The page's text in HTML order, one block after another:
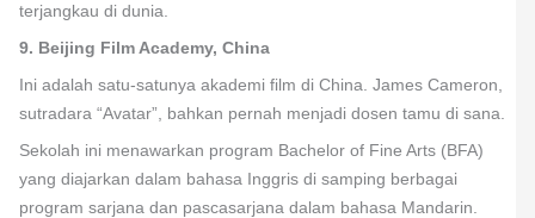
terjangkau di dunia.
9. Beijing Film Academy, China
Ini adalah satu-satunya akademi film di China. James Cameron,
sutradara “Avatar”, bahkan pernah menjadi dosen tamu di sana.
Sekolah ini menawarkan program Bachelor of Fine Arts (BFA)
yang diajarkan dalam bahasa Inggris di samping berbagai
program sarjana dan pascasarjana dalam bahasa Mandarin.